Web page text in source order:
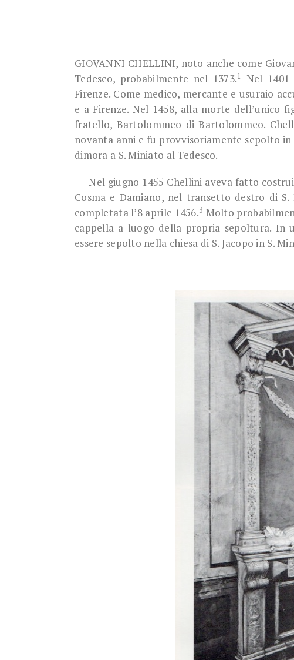
GIOVANNI CHELLINI, noto anche come
Tedesco, probabilmente nel 1373.1
Nel
Firenze. Come medico, mercante e usuraio
e a Firenze. Nel 1458, alla morte dell’unico
fratello, Bartolommeo di Bartolommeo.
novanta anni e fu provvisoriamente sepolto
dimora a S. Miniato al Tedesco.
Nel giugno 1455 Chellini aveva fatto
Cosma e Damiano, nel transetto destro di S.
completata l’8 aprile 1456.3 Molto
cappella a luogo della propria sepoltura. In
essere sepolto nella chiesa di S. Jacopo in S.